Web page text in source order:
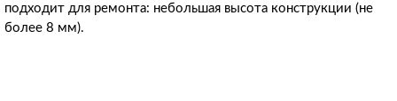
подходит для ремонта: небольшая высота конструкции (не
более 8 мм).